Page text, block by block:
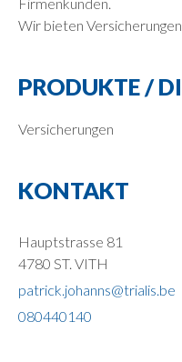
Wir bieten
PRODUKTE /
Versicherungen
KONTAKT
Hauptstrasse 81
4780 ST. VITH
patrick.johanns@trialis.be
080440140